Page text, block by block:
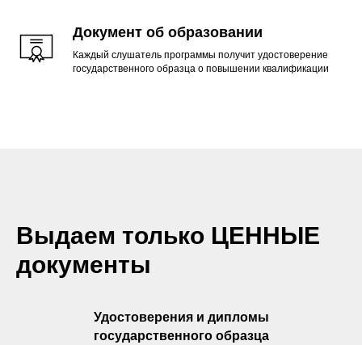
Документ об образовании
Каждый слушатель программы получит удостоверение
государственного образца о повышении квалификации
Выдаем только ЦЕННЫЕ
документы
Удостоверения и дипломы
государственного образца